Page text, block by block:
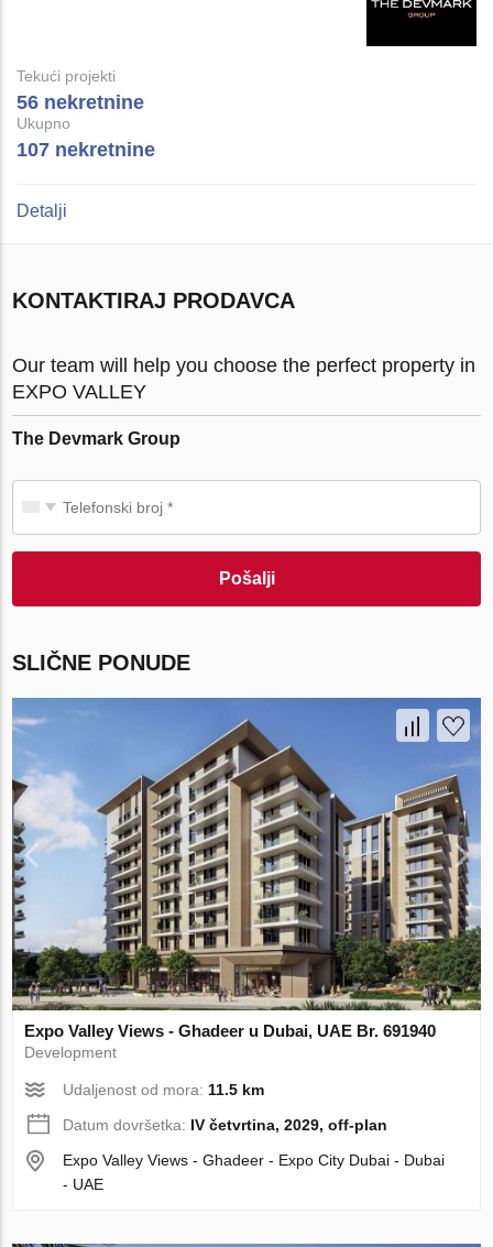
Tekući projekti
56 nekretnine
Ukupno
107 nekretnine
Detalji
KONTAKTIRAJ PRODAVCA
Our team will help you choose the perfect property in
EXPO VALLEY
The Devmark Group
Pošalji
SLIČNE PONUDE
Expo Valley Views - Ghadeer u Dubai, UAE Br. 691940
Development
Udaljenost od mora: 11.5 km
Datum dovršetka: IV četvrtina, 2029, off-plan
Expo Valley Views - Ghadeer - Expo City Dubai - Dubai
- UAE